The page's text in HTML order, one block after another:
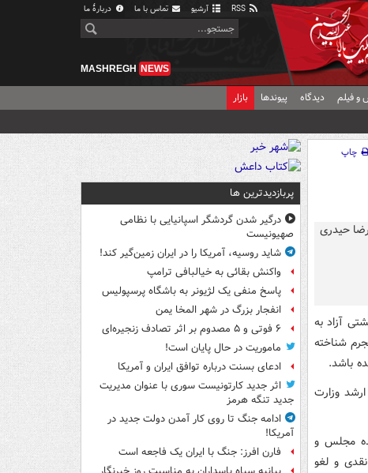
آرشیو تماس با ما دربارهٔ ما
MASHREGH NEWS
فیلم دیدگاه پیوندها بازار
چاپ
۹۷ کیلوگرم کشتی آزاد به
شناخته
وزارت
نماینده مجلس و
و لغو
پربازدیدترین ها
درگیر شدن گردشگر اسپانیایی با نظامی
صهیونیست
شاید روسیه، آمریکا را در ایران زمین‌گیر کند!
واکنش بقائی به خیالبافی ترامپ
پاسخ منفی یک لژیونر به باشگاه پرسپولیس
انفجار بزرگ در شهر المخا یمن
۶ فوتی و ۵ مصدوم بر اثر تصادف زنجیره‌ای
ماموریت در حال پایان است!
ادعای بسنت درباره توافق ایران و آمریکا
اثر جدید کارتونیست سوری با عنوان مدیریت
جدید تنگه هرمز
ادامه جنگ تا روی کار آمدن دولت جدید در
آمریکا!
فارن افرز: جنگ با ایران یک فاجعه است